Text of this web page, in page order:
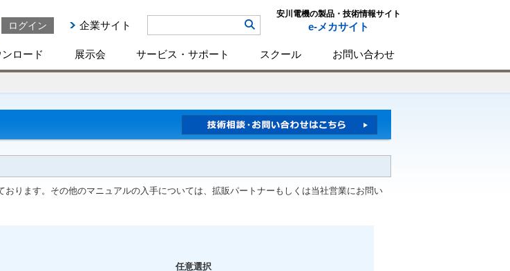
ログイン 企業サイト
安川電機の製品・技術情報サイト
e-メカサイト
ンロード 展示会 サービス・サポート スクール お問い合わせ
ります。その他のマニュアルの入手については、拡販パートナーもしくは当社営業にお問い
任意選択